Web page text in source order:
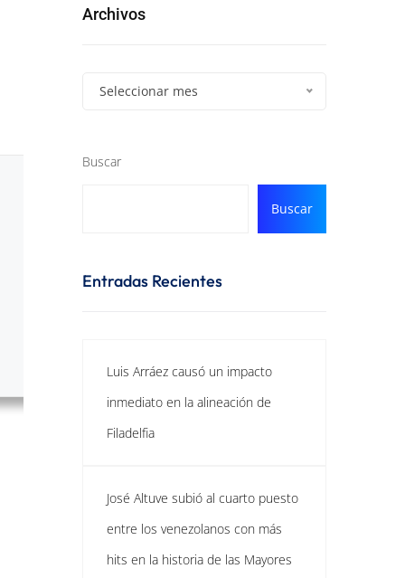
Archivos
Seleccionar mes
Buscar
Buscar
Entradas Recientes
Luis Arráez causó un impacto
inmediato en la alineación de
Filadelfia
José Altuve subió al cuarto puesto
entre los venezolanos con más
hits en la historia de las Mayores